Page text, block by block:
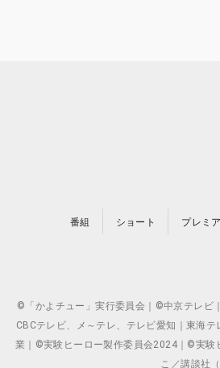
番組 ショート プレミ
©「かよチュー」実行委員会｜©中京テレビ
CBCテレビ、メ～テレ、テレビ愛知｜東海
業｜©実験ヒーロー製作委員会2024｜©実験
こ／講談社